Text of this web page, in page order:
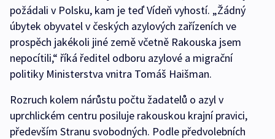
požádali v Polsku, kam je teď Vídeň vyhostí. „Žádný
úbytek obyvatel v českých azylových zařízeních ve
prospěch jakékoli jiné země včetně Rakouska jsem
nepocítili,“ říká ředitel odboru azylové a migrační
politiky Ministerstva vnitra Tomáš Haišman.
Rozruch kolem nárůstu počtu žadatelů o azyl v
uprchlickém centru posiluje rakouskou krajní pravici,
především Stranu svobodných. Podle předvolebních